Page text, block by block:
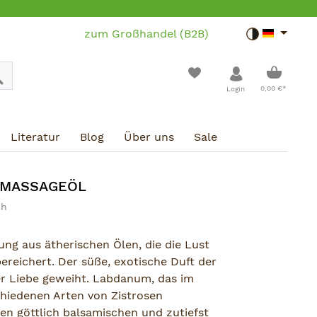
zum Großhandel (B2B)
Toggle
Login 0,00 €*
Literatur Blog Über uns Sale
aus ätherischen Ölen, die die Lust
Der süße, exotische Duft der
Liebe geweiht. Labdanum, das im
Arten von Zistrosen
göttlich balsamischen und zutiefst